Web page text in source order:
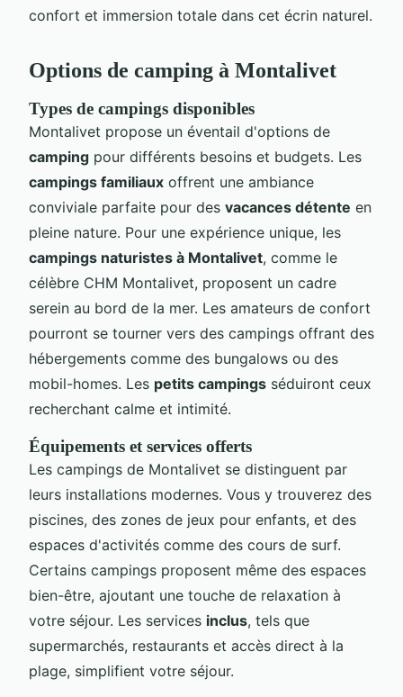
confort et immersion totale dans cet écrin naturel.
Options de camping à Montalivet
Types de campings disponibles
Montalivet propose un éventail d'options de
camping pour différents besoins et budgets. Les
campings familiaux offrent une ambiance
conviviale parfaite pour des vacances détente en
pleine nature. Pour une expérience unique, les
campings naturistes à Montalivet, comme le
célèbre CHM Montalivet, proposent un cadre
serein au bord de la mer. Les amateurs de confort
pourront se tourner vers des campings offrant des
hébergements comme des bungalows ou des
mobil-homes. Les petits campings séduiront ceux
recherchant calme et intimité.
Équipements et services offerts
Les campings de Montalivet se distinguent par
leurs installations modernes. Vous y trouverez des
piscines, des zones de jeux pour enfants, et des
espaces d'activités comme des cours de surf.
Certains campings proposent même des espaces
bien-être, ajoutant une touche de relaxation à
votre séjour. Les services inclus, tels que
supermarchés, restaurants et accès direct à la
plage, simplifient votre séjour.